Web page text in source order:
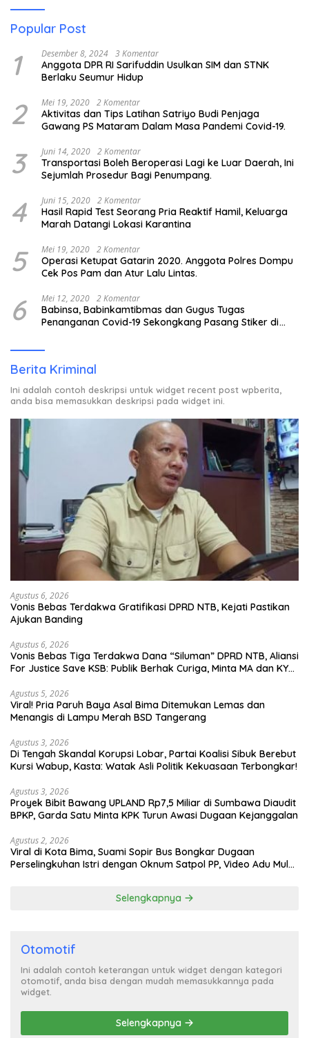
Popular Post
1 Desember 8, 2024 3 Komentar
Anggota DPR RI Sarifuddin Usulkan SIM dan STNK
Berlaku Seumur Hidup
2 Mei 19, 2020 2 Komentar
Aktivitas dan Tips Latihan Satriyo Budi Penjaga
Gawang PS Mataram Dalam Masa Pandemi Covid-19.
3 Juni 14, 2020 2 Komentar
Transportasi Boleh Beroperasi Lagi ke Luar Daerah, Ini
Sejumlah Prosedur Bagi Penumpang.
4 Juni 15, 2020 2 Komentar
Hasil Rapid Test Seorang Pria Reaktif Hamil, Keluarga
Marah Datangi Lokasi Karantina
5 Mei 19, 2020 2 Komentar
Operasi Ketupat Gatarin 2020. Anggota Polres Dompu
Cek Pos Pam dan Atur Lalu Lintas.
6 Mei 12, 2020 2 Komentar
Babinsa, Babinkamtibmas dan Gugus Tugas
Penanganan Covid-19 Sekongkang Pasang Stiker di
Berita Kriminal
Ini adalah contoh deskripsi untuk widget recent post wpberita,
anda bisa memasukkan deskripsi pada widget ini.
Agustus 6, 2026
Vonis Bebas Terdakwa Gratifikasi DPRD NTB, Kejati Pastikan
Ajukan Banding
Agustus 6, 2026
Vonis Bebas Tiga Terdakwa Dana “Siluman” DPRD NTB, Aliansi
For Justice Save KSB: Publik Berhak Curiga, Minta MA dan KY
Agustus 5, 2026
Viral! Pria Paruh Baya Asal Bima Ditemukan Lemas dan
Menangis di Lampu Merah BSD Tangerang
Agustus 3, 2026
Di Tengah Skandal Korupsi Lobar, Partai Koalisi Sibuk Berebut
Kursi Wabup, Kasta: Watak Asli Politik Kekuasaan Terbongkar!
Agustus 3, 2026
Proyek Bibit Bawang UPLAND Rp7,5 Miliar di Sumbawa Diaudit
BPKP, Garda Satu Minta KPK Turun Awasi Dugaan Kejanggalan
Agustus 2, 2026
Viral di Kota Bima, Suami Sopir Bus Bongkar Dugaan
Perselingkuhan Istri dengan Oknum Satpol PP, Video Adu Mulut
Selengkapnya
Otomotif
Ini adalah contoh keterangan untuk widget dengan kategori
otomotif, anda bisa dengan mudah memasukkannya pada
widget.
Selengkapnya